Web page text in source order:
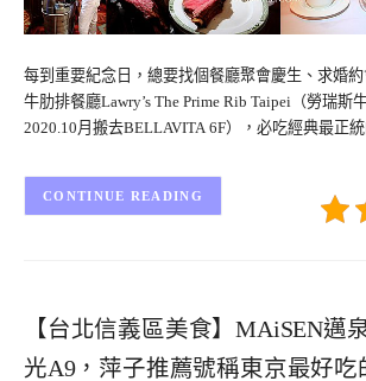
每到重要紀念日，總要找個餐廳聚會慶生、求婚
牛肋排餐廳Lawry’s The Prime Rib Taipei（勞瑞斯
2020.10月搬去BELLAVITA 6F），必吃經典最正
CONTINUE READING
【台北信義區美食】MAiSEN邁
光A9，萍子推薦號稱東京最好吃